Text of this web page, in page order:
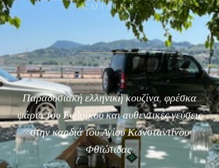
CUISINE
Παραδοσιακή ελληνική κουζίνα, φρέσκα
ψάρια του Ευβοϊκού και αυθεντικές γεύσεις
στην καρδιά του Αγίου Κωνσταντίνου
Φθιώτιδας.